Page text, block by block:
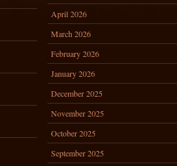
April 2026
March 2026
February 2026
January 2026
December 2025
November 2025
October 2025
September 2025